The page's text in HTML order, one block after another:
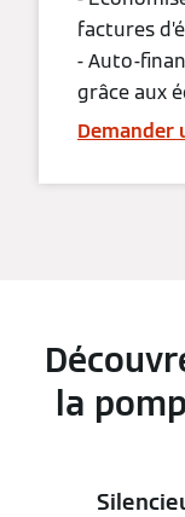
factures
- Auto-
grâce aux
Demander
la